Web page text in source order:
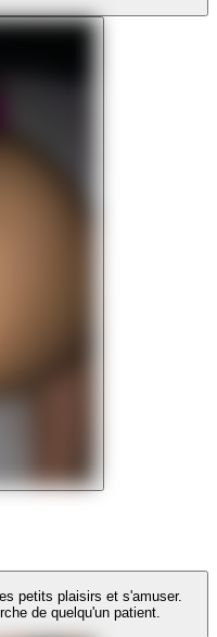
petits plaisirs et s'amuser.
de quelqu'un patient.